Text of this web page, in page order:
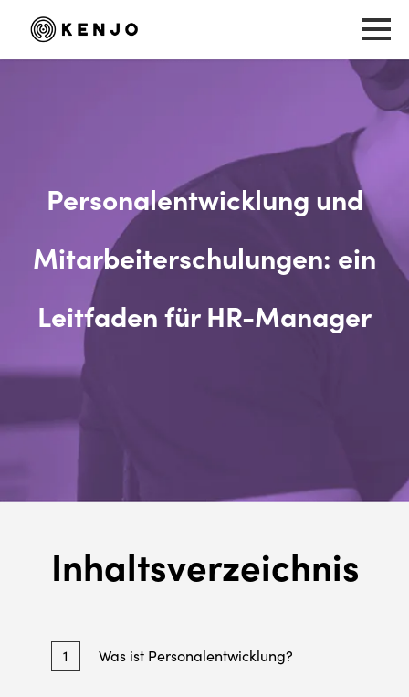
Personalentwicklung und
Mitarbeiterschulungen: ein
Leitfaden für HR-Manager
Inhaltsverzeichnis
1 Was ist Personalentwicklung?